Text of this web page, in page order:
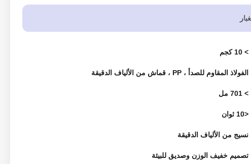
> 10 كجم
الفولاذ المقاوم للصدأ ، PP ، قماش من الألياف الدقيقة
> 701 مل
<10 ثوان
نسيج من الألياف الدقيقة
تصميم خفيف الوزن وصديق للبيئة